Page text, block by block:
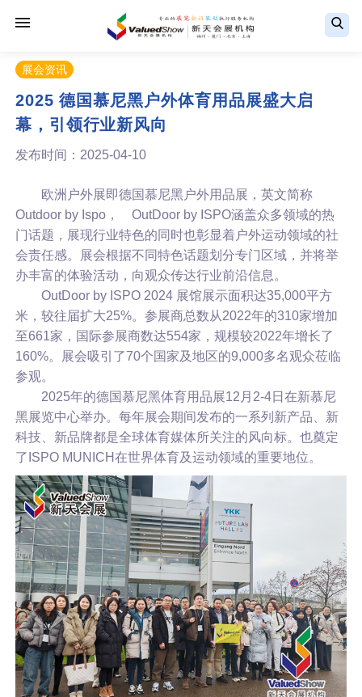
展会资讯
2025 德国慕尼黑户外体育用品展盛大启
幕，引领行业新风向
发布时间：2025-04-10
欧洲户外展即德国慕尼黑户外用品展，英文简称
Outdoor by Ispo， OutDoor by ISPO涵盖众多领域的热
门话题，展现行业特色的同时也彰显着户外运动领域的社
会责任感。展会根据不同特色话题划分专门区域，并将举
办丰富的体验活动，向观众传达行业前沿信息。
OutDoor by ISPO 2024 展馆展示面积达35,000平方
米，较往届扩大25%。参展商总数从2022年的310家增加
至661家，国际参展商数达554家，规模较2022年增长了
160%。展会吸引了70个国家及地区的9,000多名观众莅临
参观。
2025年的德国慕尼黑体育用品展12月2-4日在新慕尼
黑展览中心举办。每年展会期间发布的一系列新产品、新
科技、新品牌都是全球体育媒体所关注的风向标。也奠定
了ISPO MUNICH在世界体育及运动领域的重要地位。